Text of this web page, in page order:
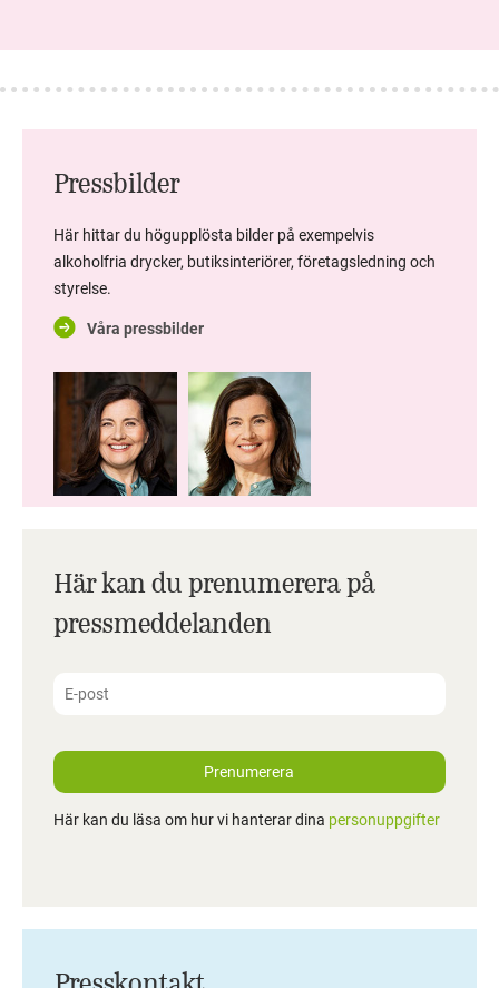
Pressbilder
Här hittar du högupplösta bilder på exempelvis
alkoholfria drycker, butiksinteriörer, företagsledning och
styrelse.
Våra pressbilder
Här kan du prenumerera på
pressmeddelanden
Prenumerera
Här kan du läsa om hur vi hanterar dina personuppgifter